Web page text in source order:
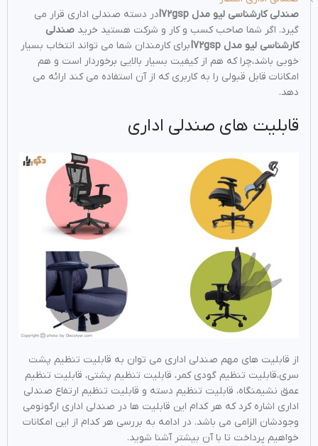
صندلی کارشناسی لیو مدل I72gsp
در دسته صندلی اداری قرار می
گیرد. اگر شما صاحب کسب و کار و شرکت هستید خرید صندلی
کارشناسی لیو مدل I72gsp
برای کارمندان شما می تواند انتخاب بسیار
خوبی باشد،چرا که هم از کیفیت بسیار بالایی برخوردار است و هم
امکانات قابل قبولی را به کاربری که از آن استفاده می کند ارائه می
دهد.
قابلیت های صندلی اداری
از قابلیت های مهم صندلی اداری می توان به قابلیت تنظیم پشت
سری،قابلیت تنظیم گودی کمر، قابلیت تنظیم پشتی، قابلیت تنظیم
عمق نشیمنگاه، قابلیت تنظیم دسته و قابلیت تنظیم ارتفاع صندلی
اداری اشاره کرد که هر کدام این قابلیت ها در صندلی اداری ارگونومی
وجودشان الزامی می باشد. در ادامه به بررسی هر کدام از این امکانات
خواهیم پرداخت تا با آن بیشتر آشنا شوید.